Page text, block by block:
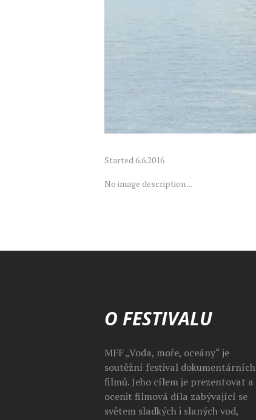
Started6.6.2016
No image description ...
O FESTIVALU
MFF „Voda, moře, oceány“ je
soutěžní festival dokumentárních
filmů. Jeho cílem je prezentovat a
ocenit filmová díla zabývající se
světem sladkých i slaných vod,